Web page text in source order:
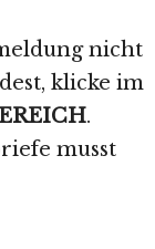
nicht
klicke im
.
musst